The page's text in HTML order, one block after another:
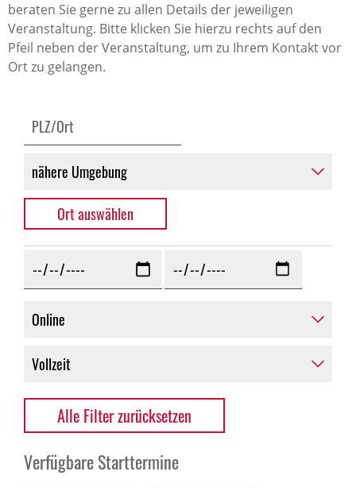
beraten Sie gerne zu allen Details der jeweiligen
Veranstaltung. Bitte klicken Sie hierzu rechts auf den
Pfeil neben der Veranstaltung, um zu Ihrem Kontakt vor
Ort zu gelangen.
Alle Filter zurücksetzen
Verfügbare Starttermine